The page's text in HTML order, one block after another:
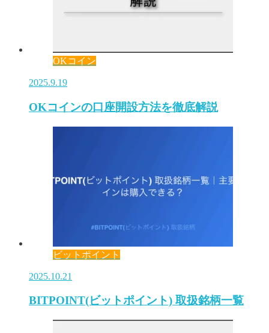
OKコイン
2025.9.19
OKコインの口座開設方法を徹底解説
ビットポイント
2025.10.21
BITPOINT(ビットポイント) 取扱銘柄一覧